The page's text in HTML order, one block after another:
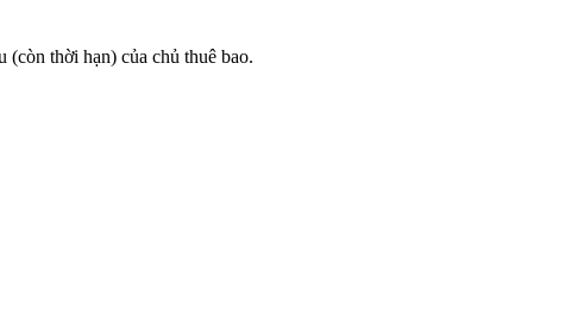
thời hạn) của chủ thuê bao.